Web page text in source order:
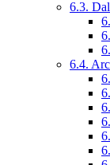
6.3.
6.4.